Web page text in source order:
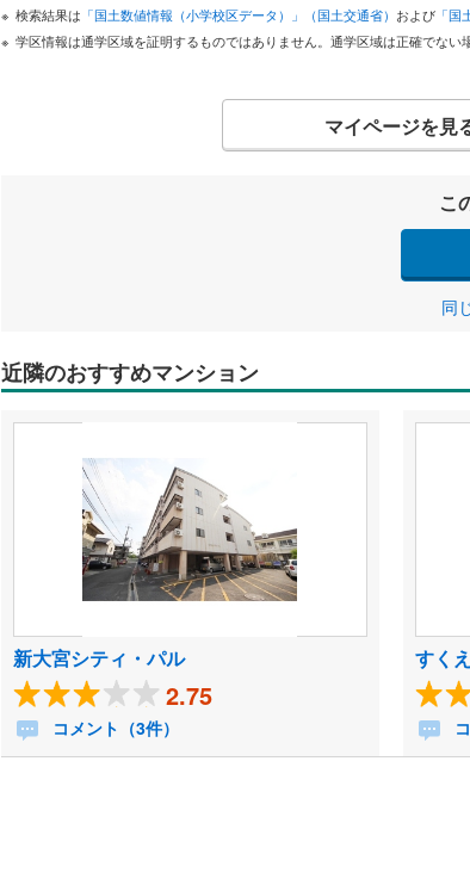
検索結果は 「国土数値情報（小学校区データ）」（国土交通省） および 「
学区情報は通学区域を証明するものではありません。通学区域は正確でな
マイページを見
こ
同
近隣のおすすめマンション
新大宮シティ・パル
2.75
コメント（3件）
すく